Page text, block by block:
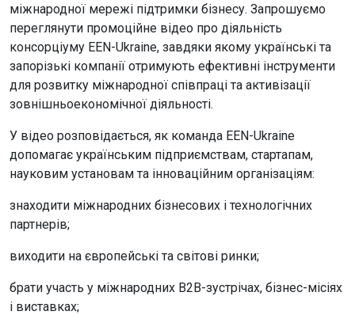
міжнародної мережі підтримки бізнесу. Запрошуємо
переглянути промоційне відео про діяльність
консорціуму EEN-Ukraine, завдяки якому українські та
запорізькі компанії отримують ефективні інструменти
для розвитку міжнародної співпраці та активізації
зовнішньоекономічної діяльності.
У відео розповідається, як команда EEN-Ukraine
допомагає українським підприємствам, стартапам,
науковим установам та інноваційним організаціям:
знаходити міжнародних бізнесових і технологічних
партнерів;
виходити на європейські та світові ринки;
брати участь у міжнародних B2B-зустрічах, бізнес-місіях
і виставках;